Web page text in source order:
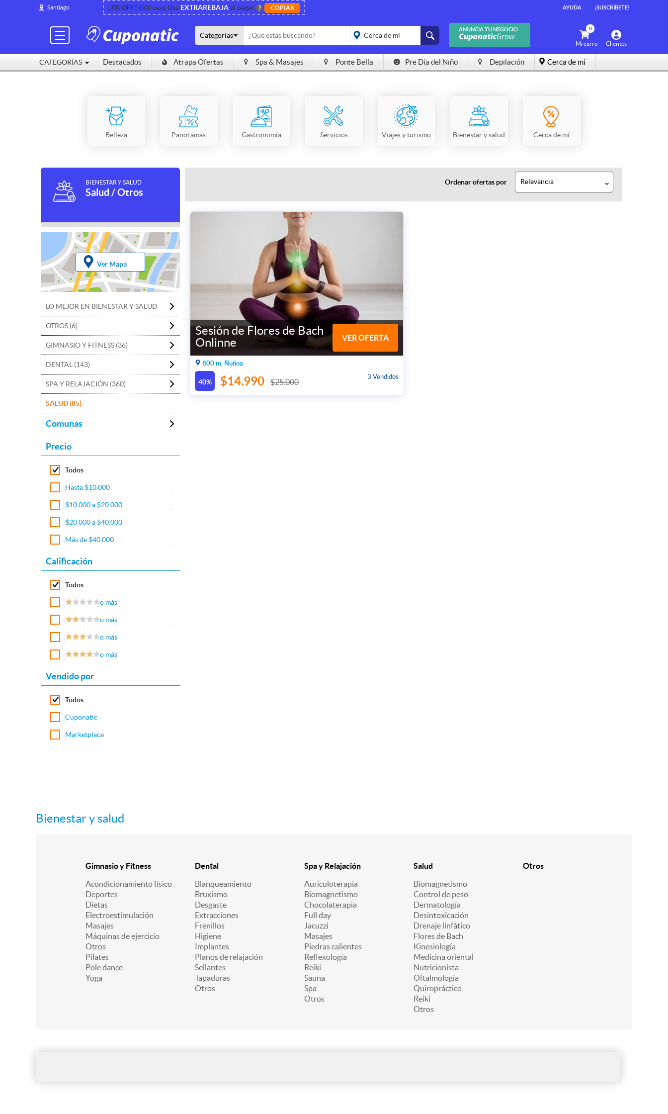
Santiago ¡7% OFF! (500 usos) Usa EXTRAREBAJAal pagar ? COPIAR AYUDA ¡SUSCRÍBETE!
CATEGORÍAS
ANUNCIA TU NEGOCIO
Clientes
Categorías
placeholder="Todo el
0
Mi carro
Destacados Atrapa Ofertas Spa & Masajes Ponte Bella Pre Día del Niño Depilación Cerca de mí
Belleza Panoramas Gastronomía Servicios Viajes y turismo Bienestar y salud Cerca de mí
BIENESTAR Y SALUD
Salud / Otros
Ver Mapa
LO MEJOR EN BIENESTAR Y SALUD
OTROS (6)
GIMNASIO Y FITNESS (36)
DENTAL (143)
SPA Y RELAJACIÓN (360)
SALUD (85)
Comunas
Precio
Todos
Hasta $10.000
$10.000 a $20.000
$20.000 a $40.000
Más de $40.000
Calificación
Todos
o más
o más
o más
o más
Vendido por
Todos
Cuponatic
Marketplace
Ordenar ofertas por Relevancia
Sesión de Flores de Bach
Onlinne
VER OFERTA
800 m, Ñuñoa
40%
3 Vendidos
$14.990 $25.000
Bienestar y salud
Gimnasio y Fitness
Acondicionamiento físico
Deportes
Dietas
Electroestimulación
Masajes
Máquinas de ejercicio
Otros
Pilates
Pole dance
Yoga
Dental
Blanqueamiento
Bruxismo
Desgaste
Extracciones
Frenillos
Higiene
Implantes
Planos de relajación
Sellantes
Tapaduras
Otros
Spa y Relajación
Auriculoterapia
Biomagnetismo
Chocolaterapia
Full day
Jacuzzi
Masajes
Piedras calientes
Reflexología
Reiki
Sauna
Spa
Otros
Salud
Biomagnetismo
Control de peso
Dermatología
Desintoxicación
Drenaje linfático
Flores de Bach
Kinesiología
Medicina oriental
Nutricionista
Oftalmología
Quiropráctico
Reiki
Otros
Otros